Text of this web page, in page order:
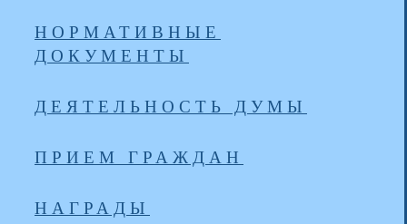
НОРМАТИВНЫЕ
ДОКУМЕНТЫ
ДЕЯТЕЛЬНОСТЬ ДУМЫ
ПРИЕМ ГРАЖДАН
НАГРАДЫ